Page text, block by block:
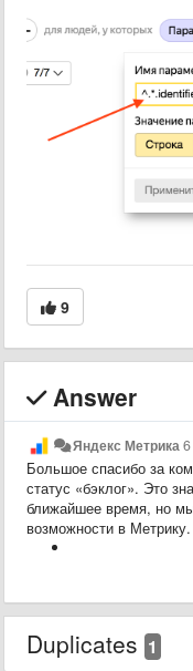
9
Answer
Яндекс Метрика
Большое спасибо за
статус «бэклог». Это
ближайшее время, но
возможности в Метрику.
Duplicates 1